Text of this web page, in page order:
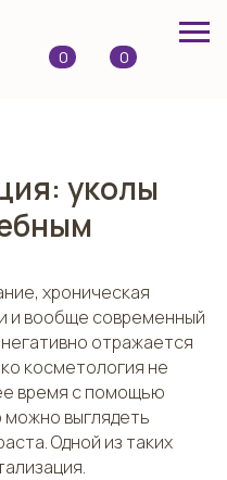
уколы
хроническая
и вообще современный
отражается
косметология не
время с помощью
можно выглядеть
Одной из таких